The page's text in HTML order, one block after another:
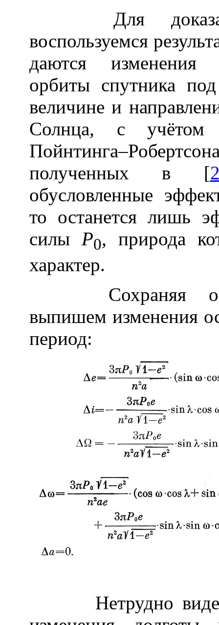
Для
воспользуемся
даются изменения
орбиты спутника
величине и
Солнца, с учётом
полученных в [
обусловленные
то останется лишь
силы Р0, природа
характер.
Сохраняя
выпишем изменения
период:
Нетрудно